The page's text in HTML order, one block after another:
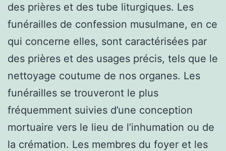
des prières et des tube liturgiques. Les
funérailles de confession musulmane, en ce
qui concerne elles, sont caractérisées par
des prières et des usages précis, tels que le
nettoyage coutume de nos organes. Les
funérailles se trouveront le plus
fréquemment suivies d’une conception
mortuaire vers le lieu de l’inhumation ou de
la crémation. Les membres du foyer et les